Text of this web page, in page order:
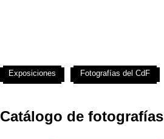
Catálogo de fotografías
Exposiciones Fotografías del CdF